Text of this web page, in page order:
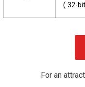
(
For an